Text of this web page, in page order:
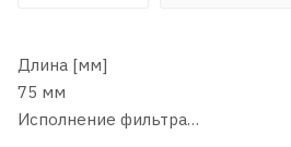
Длина [мм]
75 мм
Исполнение фильтра